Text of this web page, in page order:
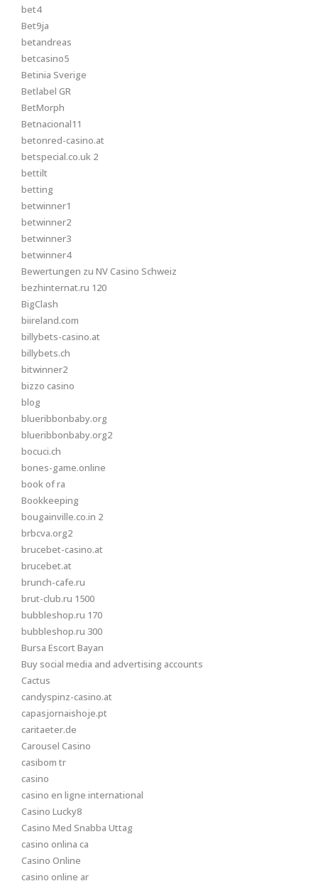
bet4
Bet9ja
betandreas
betcasino5
Betinia Sverige
Betlabel GR
BetMorph
Betnacional11
betonred-casino.at
betspecial.co.uk 2
bettilt
betting
betwinner1
betwinner2
betwinner3
betwinner4
Bewertungen zu NV Casino Schweiz
bezhinternat.ru 120
BigClash
biireland.com
billybets-casino.at
billybets.ch
bitwinner2
bizzo casino
blog
blueribbonbaby.org
blueribbonbaby.org2
bocuci.ch
bones-game.online
book of ra
Bookkeeping
bougainville.co.in 2
brbcva.org2
brucebet-casino.at
brucebet.at
brunch-cafe.ru
brut-club.ru 1500
bubbleshop.ru 170
bubbleshop.ru 300
Bursa Escort Bayan
Buy social media and advertising accounts
Cactus
candyspinz-casino.at
capasjornaishoje.pt
caritaeter.de
Carousel Casino
casibom tr
casino
casino en ligne international
Casino Lucky8
Casino Med Snabba Uttag
casino onlina ca
Casino Online
casino online ar